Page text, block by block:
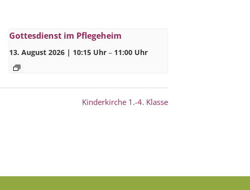
Gottesdienst im Pflegeheim
13. August 2026 | 10:15 Uhr – 11:00 Uhr
Kinderkirche 1.-4. Klasse